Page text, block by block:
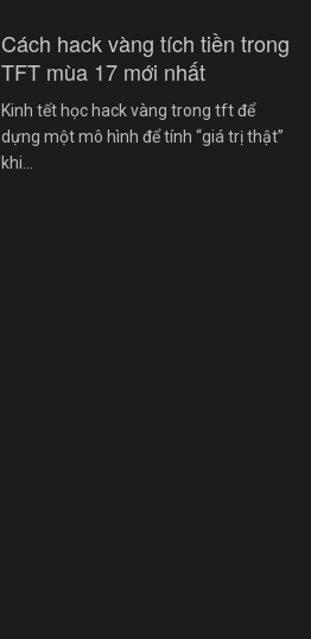
Cách hack vàng tích tiền trong
TFT mùa 17 mới nhất
Kinh tết học hack vàng trong tft để
dựng một mô hình để tính “giá trị thật”
khi…